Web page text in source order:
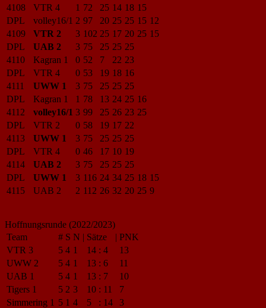
4108
VTR 4 1 72 25 14 18 15
DPL
volley16/1 2 97 20 25 25 15 12
4109
VTR 2 3 102 25 17 20 25 15
DPL
UAB 2 3 75 25 25 25
4110
Kagran 1 0 52 7 22 23
DPL
VTR 4 0 53 19 18 16
4111
UWW 1 3 75 25 25 25
DPL
Kagran 1 1 78 13 24 25 16
4112
volley16/1 3 99 25 26 23 25
DPL
VTR 2 0 58 19 17 22
4113
UWW 1 3 75 25 25 25
DPL
VTR 4 0 46 17 10 19
4114
UAB 2 3 75 25 25 25
DPL
UWW 1 3 116 24 34 25 18 15
4115
UAB 2 2 112 26 32 20 25 9
Hoffnungsrunde (2022/2023)
Team
# S N | Sätze | PNK
VTR 3
5 4 1 14 : 4
13
UWW 2
5 4 1 13 : 6
11
UAB 1
5 4 1 13 : 7
10
Tigers 1
5 2 3 10 : 11
7
Simmering 1 5 1 4 5 : 14
3